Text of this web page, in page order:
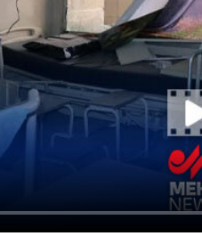
توفیق در مشهد